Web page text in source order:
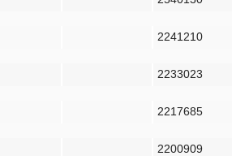
2241210
2233023
2217685
2200909